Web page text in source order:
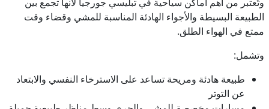
الطبيعة البسيطة والأجواء الهادئة المناسبة للمشي وقضاء وقت
ممتع في الهواء الطلق.
وتشمل:
طبيعة هادئة ومريحة تساعد على الاسترخاء النفسي والابتعاد
عن التوتر